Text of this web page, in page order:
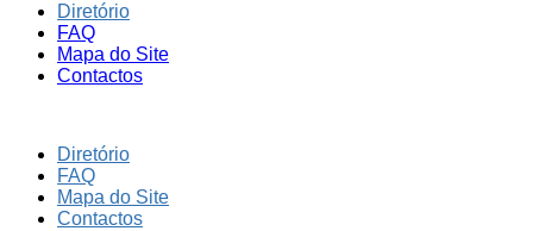
Diretório
FAQ
Mapa do Site
Contactos
Diretório
FAQ
Mapa do Site
Contactos